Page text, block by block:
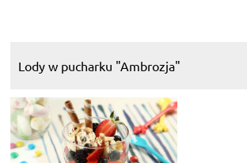
Lody w pucharku "Ambrozja"